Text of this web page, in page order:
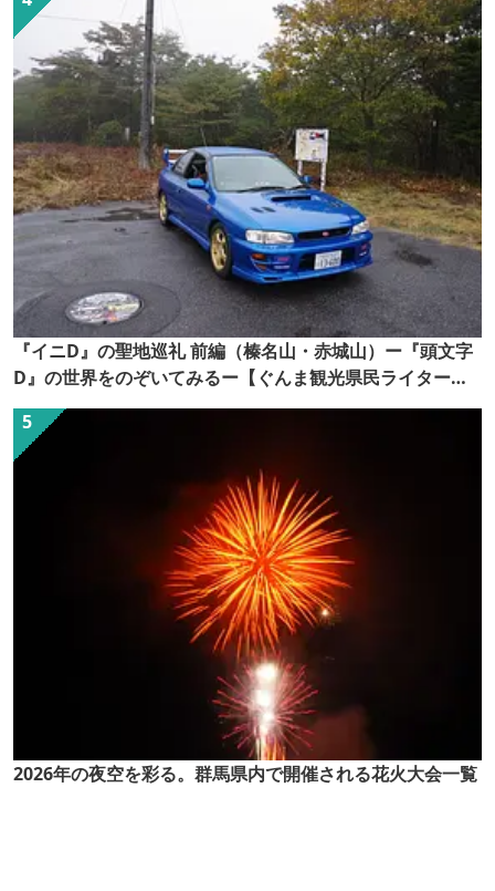
『イニD』の聖地巡礼 前編（榛名山・赤城山）ー『頭文字
D』の世界をのぞいてみるー【ぐんま観光県民ライター
（ぐん記者）】
2026年の夜空を彩る。群馬県内で開催される花火大会一覧